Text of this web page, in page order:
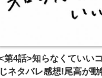
第4話>知らなくていい
じネタバレ感想!尾高が